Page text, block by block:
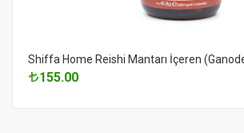
Shiffa Home Reishi Mantarı İçeren
155.00